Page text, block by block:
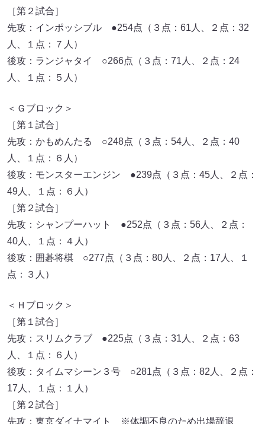
［第２試合］
先攻：インポッシブル ●254点（３点：61人、２点：32
人、１点：７人）
後攻：ランジャタイ ○266点（３点：71人、２点：24
人、１点：５人）
＜Ｇブロック＞
［第１試合］
先攻：かもめんたる ○248点（３点：54人、２点：40
人、１点：６人）
後攻：モンスターエンジン ●239点（３点：45人、２点：
49人、１点：６人）
［第２試合］
先攻：シャンプーハット ●252点（３点：56人、２点：
40人、１点：４人）
後攻：囲碁将棋 ○277点（３点：80人、２点：17人、１
点：３人）
＜Ｈブロック＞
［第１試合］
先攻：スリムクラブ ●225点（３点：31人、２点：63
人、１点：６人）
後攻：タイムマシーン３号 ○281点（３点：82人、２点：
17人、１点：１人）
［第２試合］
先攻：東京ダイナマイト ※体調不良のため出場辞退